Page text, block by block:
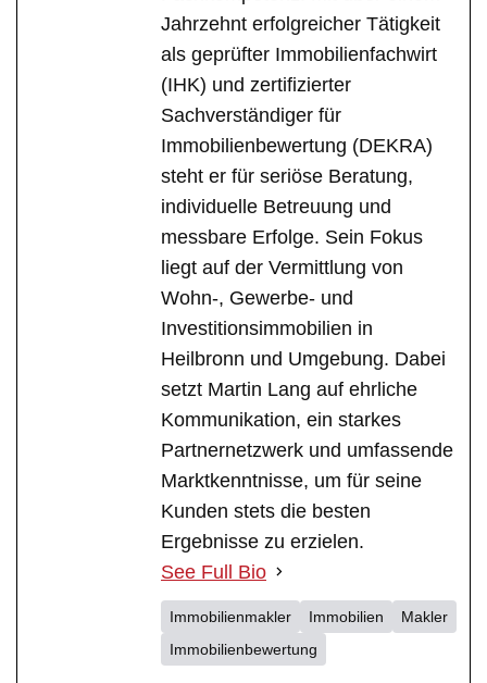
Jahrzehnt erfolgreicher Tätigkeit
als geprüfter Immobilienfachwirt
(IHK) und zertifizierter
Sachverständiger für
Immobilienbewertung (DEKRA)
steht er für seriöse Beratung,
individuelle Betreuung und
messbare Erfolge. Sein Fokus
liegt auf der Vermittlung von
Wohn-, Gewerbe- und
Investitionsimmobilien in
Heilbronn und Umgebung. Dabei
setzt Martin Lang auf ehrliche
Kommunikation, ein starkes
Partnernetzwerk und umfassende
Marktkenntnisse, um für seine
Kunden stets die besten
Ergebnisse zu erzielen.
See Full Bio
Immobilienmakler Immobilien
Makler
Immobilienbewertung